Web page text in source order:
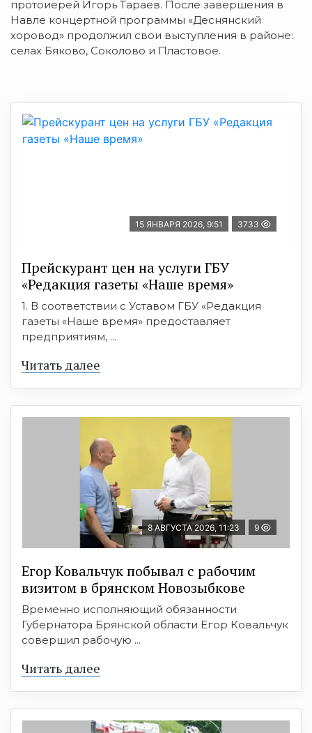
протоиерей Игорь Тараев. После завершения в
Навле концертной программы «Деснянский
хоровод» продолжил свои выступления в районе:
селах Бяково, Соколово и Пластовое.
15 ЯНВАРЯ 2026, 9:51 3733
Прейскурант цен на услуги ГБУ
«Редакция газеты «Наше время»
1. В соответствии с Уставом ГБУ «Редакция
газеты «Наше время» предоставляет
предприятиям, ...
Читать далее
8 АВГУСТА 2026, 11:23 9
Егор Ковальчук побывал с рабочим
визитом в брянском Новозыбкове
Временно исполняющий обязанности
Губернатора Брянской области Егор Ковальчук
совершил рабочую ...
Читать далее